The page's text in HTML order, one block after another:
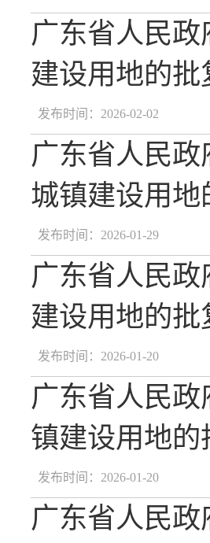
广东省人民政
建设用地的批
发布时间：2026-02-02
广东省人民政
城镇建设用地
发布时间：2026-01-29
广东省人民政
建设用地的批
发布时间：2026-01-20
广东省人民政
镇建设用地的
发布时间：2026-01-20
广东省人民政